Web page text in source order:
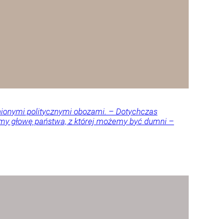
politycznymi obozami. – Dotychczas
głowę państwa, z której możemy być dumni –